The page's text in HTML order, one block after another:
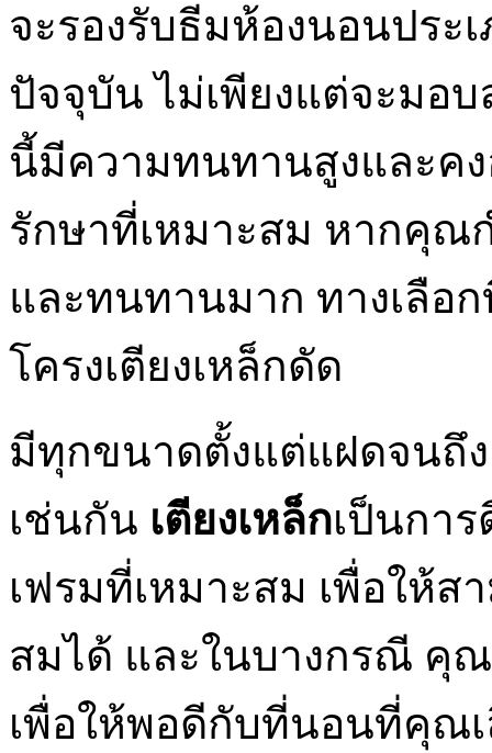
จะรองรับธีมห้องนอนประ
ปัจจุบัน ไม่เพียงแต่จะมอ
นี้มีความทนทานสูงและค
รักษาที่เหมาะสม หากคุณ
และทนทานมาก ทางเลือ
โครงเตียงเหล็กดัด
มีทุกขนาดตั้งแต่แฝดจนถึ
เช่นกัน เตียงเหล็กเป็นกา
เฟรมที่เหมาะสม เพื่อให้
สมได้ และในบางกรณี คุ
เพื่อให้พอดีกับที่นอนที่คุณ